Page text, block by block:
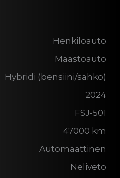
Henkilöauto
Maastoauto
Hybridi (bensiini/sähkö)
2024
FSJ-501
47000 km
Automaattinen
Neliveto